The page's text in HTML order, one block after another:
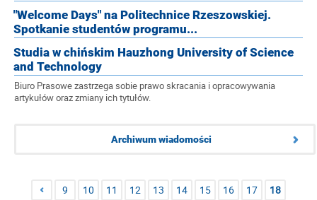
"Welcome Days" na Politechnice Rzeszowskiej.
Spotkanie studentów programu...
Studia w chińskim Hauzhong University of Science
and Technology
Biuro Prasowe zastrzega sobie prawo skracania i opracowywania
artykułów oraz zmiany ich tytułów.
Archiwum wiadomości
9 10 11 12 13 14 15 16 17 18